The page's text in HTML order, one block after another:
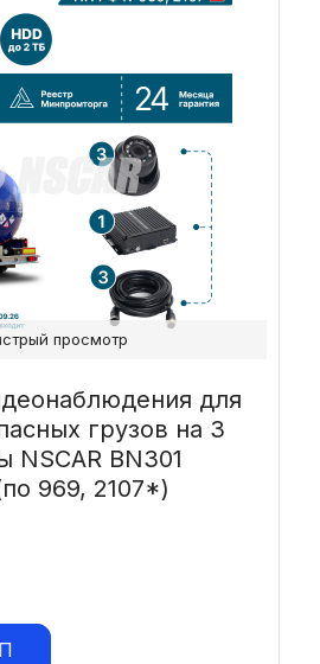
для
грузов на 3
NSCAR BN301
969, 2107*)
просмотр